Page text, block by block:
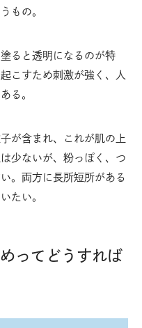
もの。
ると透明になるのが特
こすため刺激が強く、人
る。
が含まれ、これが肌の上
少ないが、粉っぽく、つ
。両方に長所短所がある
たい。
ってどうすれば